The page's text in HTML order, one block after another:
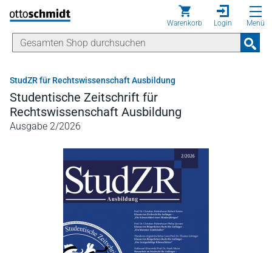
Direkt zum Inhalt
Warenkorb Login Menü
StudZR für Rechtswissenschaft Ausbildung
Studentische Zeitschrift für
Rechtswissenschaft Ausbildung
Ausgabe 2/2026